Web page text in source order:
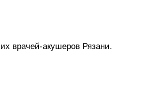
врачей-акушеров Рязани.